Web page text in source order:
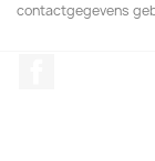
contactgegevens